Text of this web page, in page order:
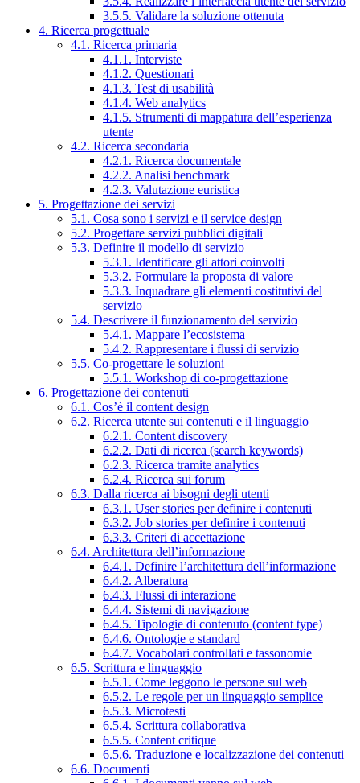
3.5.5. Validare la soluzione ottenuta
4. Ricerca progettuale
4.1. Ricerca primaria
4.1.1. Interviste
4.1.2. Questionari
4.1.3. Test di usabilità
4.1.4. Web analytics
4.1.5. Strumenti di mappatura dell’esperienza
utente
4.2. Ricerca secondaria
4.2.1. Ricerca documentale
4.2.2. Analisi benchmark
4.2.3. Valutazione euristica
5. Progettazione dei servizi
5.1. Cosa sono i servizi e il service design
5.2. Progettare servizi pubblici digitali
5.3. Definire il modello di servizio
5.3.1. Identificare gli attori coinvolti
5.3.2. Formulare la proposta di valore
5.3.3. Inquadrare gli elementi costitutivi del
servizio
5.4. Descrivere il funzionamento del servizio
5.4.1. Mappare l’ecosistema
5.4.2. Rappresentare i flussi di servizio
5.5. Co-progettare le soluzioni
5.5.1. Workshop di co-progettazione
6. Progettazione dei contenuti
6.1. Cos’è il content design
6.2. Ricerca utente sui contenuti e il linguaggio
6.2.1. Content discovery
6.2.2. Dati di ricerca (search keywords)
6.2.3. Ricerca tramite analytics
6.2.4. Ricerca sui forum
6.3. Dalla ricerca ai bisogni degli utenti
6.3.1. User stories per definire i contenuti
6.3.2. Job stories per definire i contenuti
6.3.3. Criteri di accettazione
6.4. Architettura dell’informazione
6.4.1. Definire l’architettura dell’informazione
6.4.2. Alberatura
6.4.3. Flussi di interazione
6.4.4. Sistemi di navigazione
6.4.5. Tipologie di contenuto (content type)
6.4.6. Ontologie e standard
6.4.7. Vocabolari controllati e tassonomie
6.5. Scrittura e linguaggio
6.5.1. Come leggono le persone sul web
6.5.2. Le regole per un linguaggio semplice
6.5.3. Microtesti
6.5.4. Scrittura collaborativa
6.5.5. Content critique
6.5.6. Traduzione e localizzazione dei contenuti
6.6. Documenti